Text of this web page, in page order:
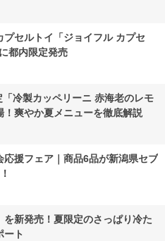
プセルトイ「ジョイフル カプセ
都内限定発売
冷製カッペリーニ 赤海老のレモ
！爽やか夏メニューを徹底解説
応援フェア｜商品6品が新潟県セブ
新発売！夏限定のさっぱり冷た
ート